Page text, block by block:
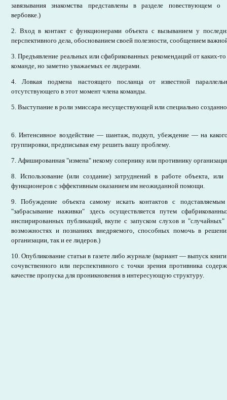
завязывания знакомства представлены в разделе повествующем о
вербовке.)
2. Вход в контакт с функционерами объекта с вызыванием у
перспективного дела, обоснованием своей полезности, сообщением
3. Предъявление реальных или сфабрикованных рекомендаций от каких-
команде, но заметно уважаемых ее лидерами.
4. Ловкая подмена настоящего посланца от известной
отсутствующего в этот момент члена команды.
5. Выступание в роли эмиссара несуществующей или специально
6. Интенсивное воздействие — шантаж, подкуп, убеждение — на
группировки, предписывая ему решить вашу проблему.
7. Афишированная "измена" некому сопернику или противнику
8. Использование (или создание) затруднений в работе объекта,
функционеров с эффективным оказанием им неожиданной помощи.
9. Побуждение объекта самому искать контактов с
"забрасывание наживки" здесь осуществляется путем
инспирированных публикаций, вкупе с запуском слухов и "случайных"
возможностях и познаниях внедряемого, способных помочь в
организации, так и ее лидеров.)
10. Опубликование статьи в газете либо журнале (вариант — выпуск
сочувственного или перспективного с точки зрения противника
качестве пропуска для проникновения в интересующую структуру.